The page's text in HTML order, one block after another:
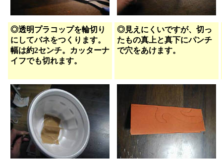
◎透明プラコップを輪切り
にしてバネをつくります。
幅は約2センチ。カッターナ
イフでも切れます。
◎見えにくいですが、切っ
たもの真上と真下にパンチ
で穴をあけます。